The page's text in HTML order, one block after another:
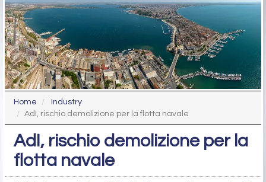
Home
Industry
AdI, rischio demolizione per la flotta navale
AdI, rischio demolizione per la
flotta navale